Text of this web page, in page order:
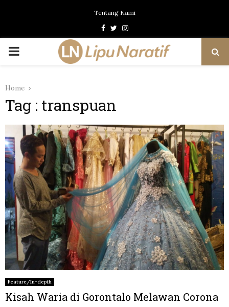
Tentang Kami
Facebook
TwitterInstagram
PRIMARY
Home
Tag : transpuan
Feature/In-depth
Kisah Waria di Gorontalo Melawan Corona